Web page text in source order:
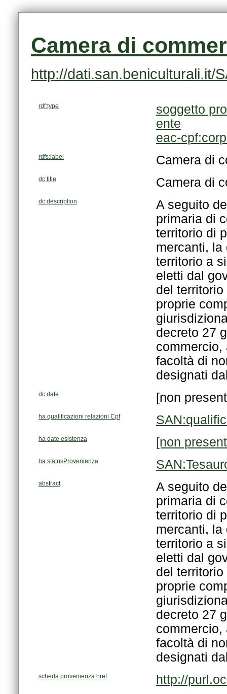
Camera di
http://dati.san.beniculturali.it/
rdf:type
soggetto
ente
eac-
rdfs:label Camera di
dc:title Camera di
dc:description
designati
dc:date [non
ha qualificazioni relazioni Cpf
ha date esistenza [non
ha statusProvenienza
abstract
designati
scheda provenienza href http://